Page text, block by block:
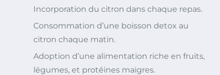
Incorporation du citron dans chaque repas.
Consommation d’une boisson detox au
citron chaque matin.
Adoption d’une alimentation riche en fruits,
légumes, et protéines maigres.